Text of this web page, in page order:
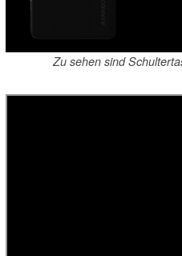
Zu sehen sind